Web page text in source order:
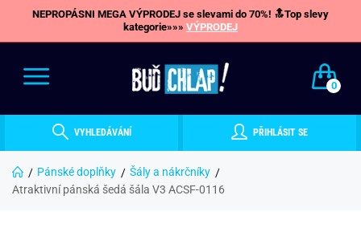
NEPROPÁSNI MEGA VÝPRODEJ se slevami do 70%! 🔝Top slevy
kategorie»»» VÝPRODEJ
0
VYHLEDÁVÁNÍ PŘIHLÁSIT SE
Pánské doplňky
Šály a nákrčníky
Atraktivní pánská šedá šála V3 ACSF-0116